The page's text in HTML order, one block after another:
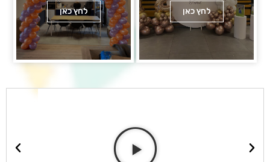
לחץ כאן לחץ כאן